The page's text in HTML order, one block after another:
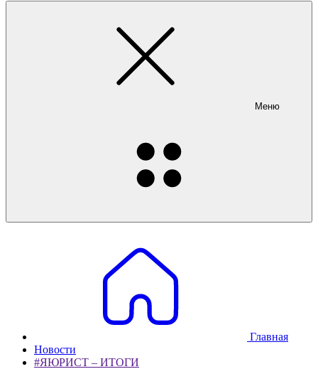
Меню
Главная
Новости
#ЯЮРИСТ – ИТОГИ